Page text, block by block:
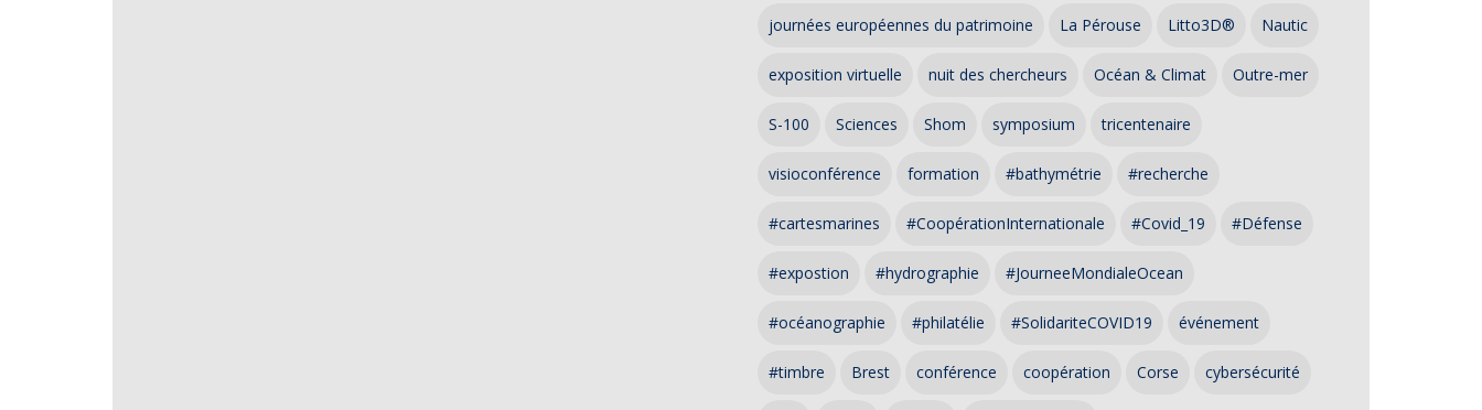
journées européennes du patrimoine La Pérouse Litto3D® Nautic
exposition virtuelle nuit des chercheurs Océan & Climat Outre-mer
S-100 Sciences Shom symposium tricentenaire
visioconférence formation #bathymétrie #recherche
#cartesmarines #CoopérationInternationale #Covid_19 #Défense
#expostion #hydrographie #JourneeMondialeOcean
#océanographie #philatélie #SolidariteCOVID19 événement
#timbre Brest conférence coopération Corse cybersécurité